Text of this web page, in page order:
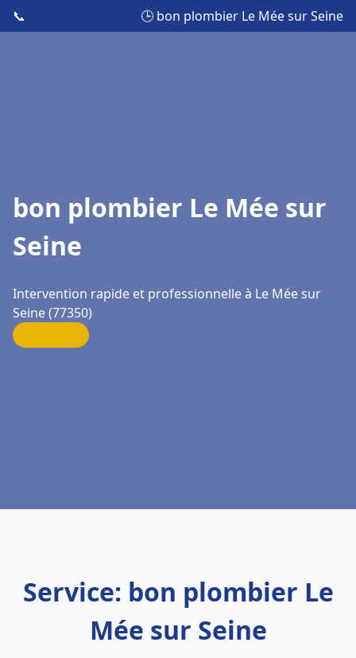
📞 🕒 bon plombier Le Mée sur Seine
bon plombier Le Mée sur
Seine
Intervention rapide et professionnelle à Le Mée sur
Seine (77350)
Service: bon plombier Le
Mée sur Seine